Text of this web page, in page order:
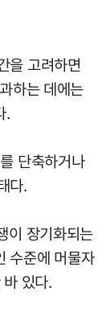
을 고려하면
하는 데에는
.
단축하거나
다.
이 장기화되는
수준에 머물자
있다.